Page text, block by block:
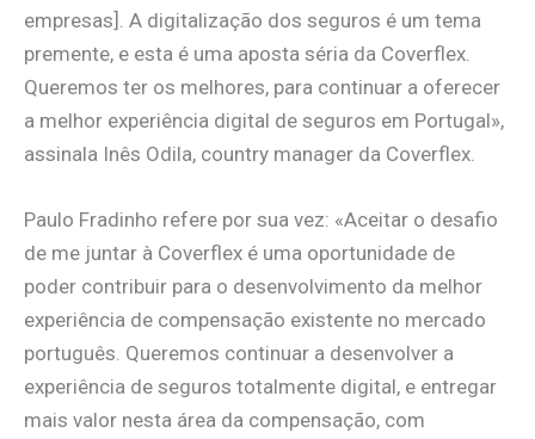
empresas]. A digitalização dos seguros é um tema
premente, e esta é uma aposta séria da Coverflex.
Queremos ter os melhores, para continuar a oferecer
a melhor experiência digital de seguros em Portugal»,
assinala Inês Odila, country manager da Coverflex.
Paulo Fradinho refere por sua vez: «Aceitar o desafio
de me juntar à Coverflex é uma oportunidade de
poder contribuir para o desenvolvimento da melhor
experiência de compensação existente no mercado
português. Queremos continuar a desenvolver a
experiência de seguros totalmente digital, e entregar
mais valor nesta área da compensação, com